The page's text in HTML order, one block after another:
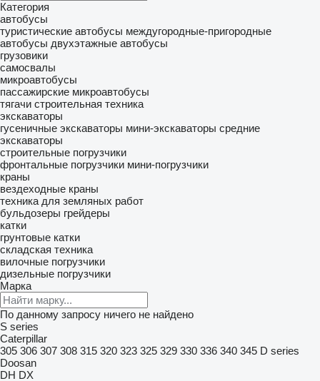
Категория
автобусы
туристические автобусы междугородные-пригородные
автобусы двухэтажные автобусы
грузовики
самосвалы
микроавтобусы
пассажирские микроавтобусы
тягачи строительная техника
экскаваторы
гусеничные экскаваторы мини-экскаваторы средние
экскаваторы
строительные погрузчики
фронтальные погрузчики мини-погрузчики
краны
вездеходные краны
техника для земляных работ
бульдозеры грейдеры
катки
грунтовые катки
складская техника
вилочные погрузчики
дизельные погрузчики
Марка
По данному запросу ничего не найдено
S series
Caterpillar
305 306 307 308 315 320 323 325 329 330 336 340 345 D series
Doosan
DH DX